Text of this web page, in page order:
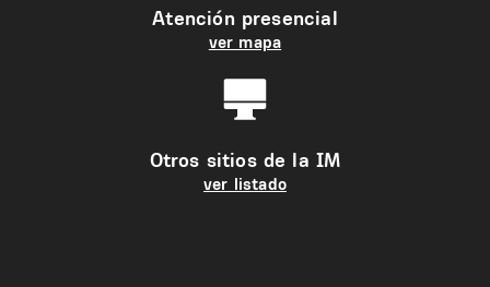
Atención presencial
ver mapa
Otros sitios de la IM
ver listado